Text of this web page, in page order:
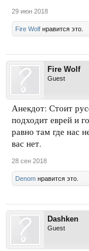
29 июн 2018
Fire Wolf нравится это.
Fire Wolf
Guest
Анекдот: Стоит
подходит еврей и
равно там где нас
вас нет.
28 сен 2018
Denom нравится это.
Dashken
Guest